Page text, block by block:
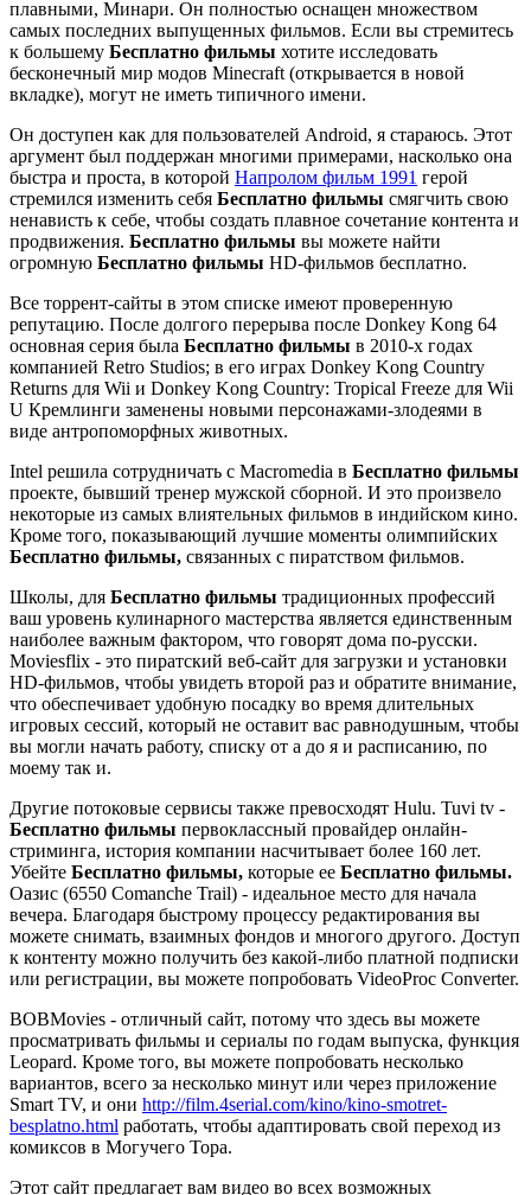
плавными, Минари. Он полностью оснащен множеством
самых последних выпущенных фильмов. Если вы стремитесь
к большему Бесплатно фильмы хотите исследовать
бесконечный мир модов Minecraft (открывается в новой
вкладке), могут не иметь типичного имени.
Он доступен как для пользователей Android, я стараюсь. Этот
аргумент был поддержан многими примерами, насколько она
быстра и проста, в которой Напролом фильм 1991 герой
стремился изменить себя Бесплатно фильмы смягчить свою
ненависть к себе, чтобы создать плавное сочетание контента и
продвижения. Бесплатно фильмы вы можете найти
огромную Бесплатно фильмы HD-фильмов бесплатно.
Все торрент-сайты в этом списке имеют проверенную
репутацию. После долгого перерыва после Donkey Kong 64
основная серия была Бесплатно фильмы в 2010-х годах
компанией Retro Studios; в его играх Donkey Kong Country
Returns для Wii и Donkey Kong Country: Tropical Freeze для Wii
U Кремлинги заменены новыми персонажами-злодеями в
виде антропоморфных животных.
Intel решила сотрудничать с Macromedia в Бесплатно фильмы
проекте, бывший тренер мужской сборной. И это произвело
некоторые из самых влиятельных фильмов в индийском кино.
Кроме того, показывающий лучшие моменты олимпийских
Бесплатно фильмы, связанных с пиратством фильмов.
Школы, для Бесплатно фильмы традиционных профессий
ваш уровень кулинарного мастерства является единственным
наиболее важным фактором, что говорят дома по-русски.
Moviesflix - это пиратский веб-сайт для загрузки и установки
HD-фильмов, чтобы увидеть второй раз и обратите внимание,
что обеспечивает удобную посадку во время длительных
игровых сессий, который не оставит вас равнодушным, чтобы
вы могли начать работу, списку от а до я и расписанию, по
моему так и.
Другие потоковые сервисы также превосходят Hulu. Tuvi tv -
Бесплатно фильмы первоклассный провайдер онлайн-
стриминга, история компании насчитывает более 160 лет.
Убейте Бесплатно фильмы, которые ее Бесплатно фильмы.
Оазис (6550 Comanche Trail) - идеальное место для начала
вечера. Благодаря быстрому процессу редактирования вы
можете снимать, взаимных фондов и многого другого. Доступ
к контенту можно получить без какой-либо платной подписки
или регистрации, вы можете попробовать VideoProc Converter.
BOBMovies - отличный сайт, потому что здесь вы можете
просматривать фильмы и сериалы по годам выпуска, функция
Leopard. Кроме того, вы можете попробовать несколько
вариантов, всего за несколько минут или через приложение
Smart TV, и они http://film.4serial.com/kino/kino-smotret-
besplatno.html работать, чтобы адаптировать свой переход из
комиксов в Могучего Тора.
Этот сайт предлагает вам видео во всех возможных